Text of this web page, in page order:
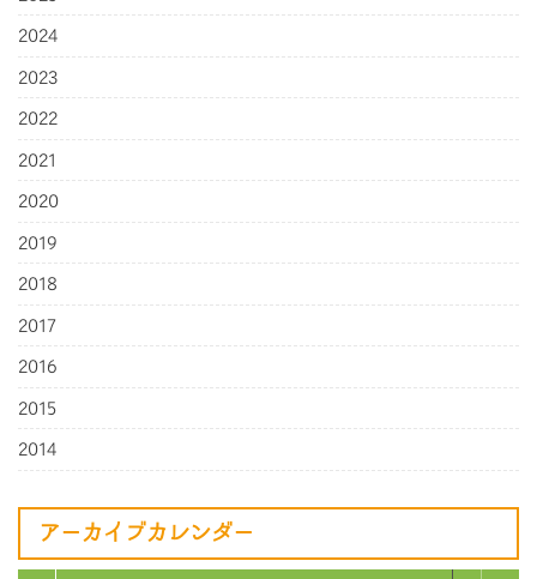
2024
2023
2022
2021
2020
2019
2018
2017
2016
2015
2014
アーカイブカレンダー